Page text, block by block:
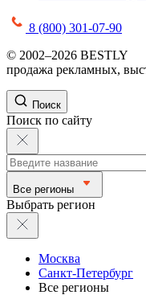
8 (800) 301-07-90
© 2002–2026 BESTLY
продажа рекламных,
Поиск
Поиск по сайту
Все регионы
Выбрать регион
Москва
Санкт-Петербург
Все регионы